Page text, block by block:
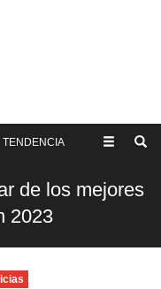
TENDENCIA
de los mejores
2023